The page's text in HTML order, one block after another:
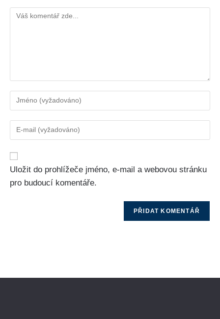
Uložit do prohlížeče jméno, e-mail a webovou stránku
pro budoucí komentáře.